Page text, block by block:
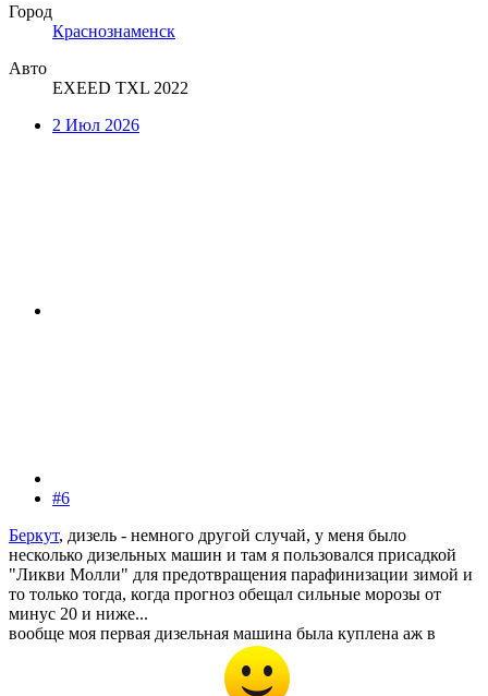
Город
Краснознаменск
Авто
EXEED TXL 2022
2 Июл 2026
#6
Беркут, дизель - немного другой случай, у меня было
несколько дизельных машин и там я пользовался присадкой
"Ликви Молли" для предотвращения парафинизации зимой и
то только тогда, когда прогноз обещал сильные морозы от
минус 20 и ниже...
вообще моя первая дизельная машина была куплена аж в